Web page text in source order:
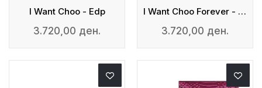
I Want Choo - Edp
3.720,00 ден.
I Want Choo Forever - Eau De Parfum
3.720,00 ден.